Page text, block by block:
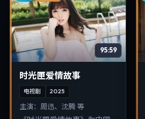
95:59
时光匣爱情故事
电视剧 2025
主演： 周迅、沈腾 等